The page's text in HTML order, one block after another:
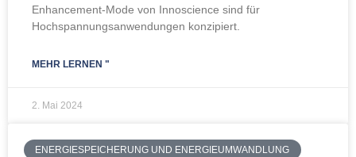
Enhancement-Mode von Innoscience sind für
Hochspannungsanwendungen konzipiert.
MEHR LERNEN "
2. Mai 2024
ENERGIESPEICHERUNG UND ENERGIEUMWANDLUNG